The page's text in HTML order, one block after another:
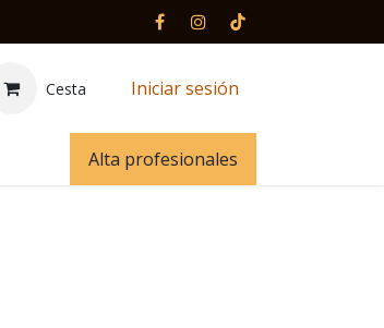
Cesta Iniciar sesión
Alta profesionales